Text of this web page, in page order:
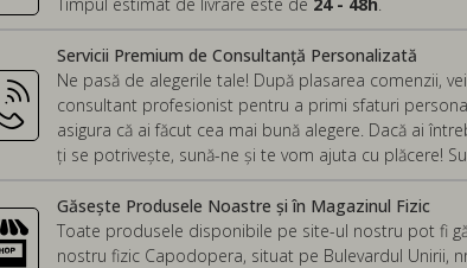
Servicii Premium de Consultanță Personalizată
Ne pasă de alegerile tale! După plasarea comenzii,
consultant profesionist pentru a primi sfaturi
asigura că ai făcut cea mai bună alegere. Dacă ai
ți se potrivește, sună-ne și te vom ajuta cu plăcere!
Găsește Produsele Noastre și în Magazinul Fizic
Toate produsele disponibile pe site-ul nostru pot fi
nostru fizic Capodopera, situat pe Bulevardul Unirii,